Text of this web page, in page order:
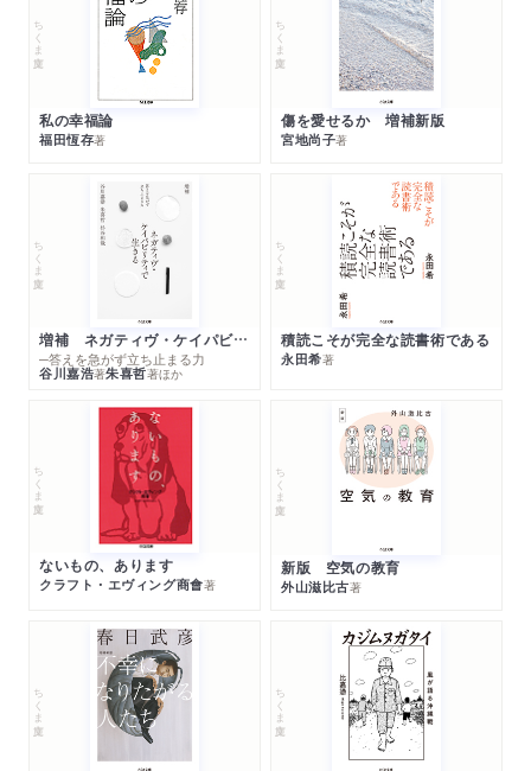
戦友の歌を受け継ぐ 特攻隊員から中学生まで愛唱
雑誌付録繁盛記 アッと驚く厚さ豪華さ
薩摩の学生 辞書を編む 英語初心者向けの工夫満載
龍馬の密使 戯曲を執筆 フランスで上演 大評判に
すぐに出た関東大震災本 九死に一生の体験談
楚人冠全集の「きき目」 「稲むらの火」人物伝を収録
香典代わりのリレー小説 五十五人が連載、遺稿集の「付録」
「事実は小説より」の出典 バイロンの言葉、明治期には紹
介
愛すべき漫画の思い出 落丁騒ぎや作者との交流
「化け込み」の女性記者 奔放な恋愛、人生も七変化
「むっつり右門」の生みの親 書きまくって大家族養う
スペイン風邪の義援出版 小川未明、危機脱し童話執筆
身近に感じられる
ちくま文庫
私の幸福論
福田恆存著
ちくま文庫
傷を愛せるか 増補新版
宮地尚子著
ちくま文庫
増補 ネガティヴ・ケイパビリティで生きる
─答えを急がず立ち止まる力
谷川嘉浩著朱喜哲著ほか
ちくま文庫
積読こそが完全な読書術である
永田希著
ちくま文庫
ないもの、あります
クラフト・エヴィング商會著
ちくま文庫
新版 空気の教育
外山滋比古著
ちくま文庫 ちくま文庫